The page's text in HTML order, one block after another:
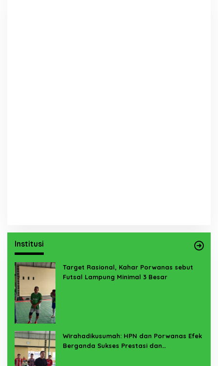
Institusi
Target Rasional, Kahar Porwanas sebut
Futsal Lampung Minimal 3 Besar
Wirahadikusumah: HPN dan Porwanas Efek
Berganda Sukses Prestasi dan